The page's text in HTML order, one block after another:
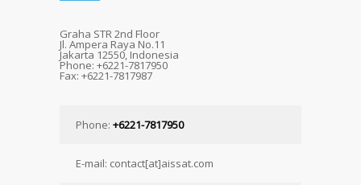
Graha STR 2nd Floor
Jl. Ampera Raya No.11
Jakarta 12550, Indonesia
Phone: +6221-7817950
Fax: +6221-7817987
Phone: +6221-7817950
E-mail: contact[at]aissat.com